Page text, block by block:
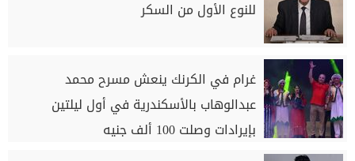
للنوع الأول من السكر
غرام في الكرنك ينعش مسرح محمد
عبدالوهاب بالأسكندرية في أول ليلتين
بإيرادات وصلت 100 ألف جنيه